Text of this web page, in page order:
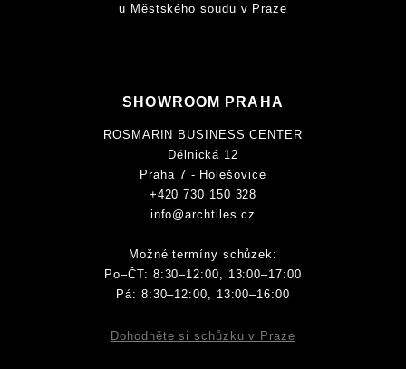
u Městského soudu v Praze
SHOWROOM PRAHA
ROSMARIN BUSINESS CENTER
Dělnická 12
Praha 7 - Holešovice
+420 730 150 328
info@archtiles.cz
Možné termíny schůzek:
Po–ČT: 8:30–12:00, 13:00–17:00
Pá: 8:30–12:00, 13:00–16:00
Dohodněte si schůzku v Praze